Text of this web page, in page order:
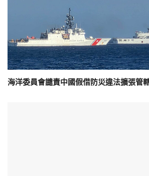
海洋委員會譴責中國假借防災違法擴張管